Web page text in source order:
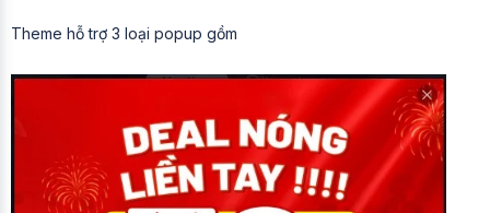
Theme hỗ trợ 3 loại popup gồm